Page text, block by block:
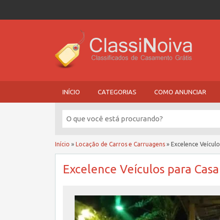
INÍCIO CATEGORIAS COMO ANUNCIAR
Início » Locação de Carros e Carruagens » Excelence
Excelence Veículos para